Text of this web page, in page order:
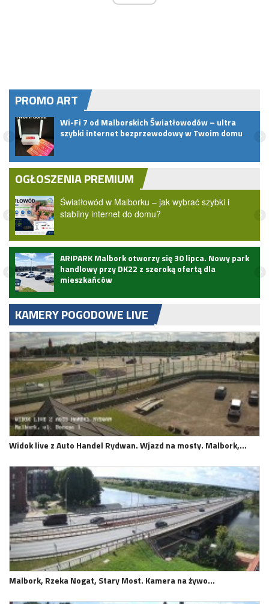
PROMO ART
Wi-Fi 7 od Malborskich Światłowodów – ultra
szybki internet bezprzewodowy w Twoim domu
OGŁOSZENIA PREMIUM
Światłowód w Malborku – jak wybrać szybki i
stabilny internet do domu?
ARIPARK Malbork otworzy się 30 lipca. Nowy park
handlowy przy DK22 z szeroką ofertą dla
mieszkańców
KAMERY POGODOWE LIVE
Widok live z Auto Handel Rydwan. Wjazd na mosty. Malbork,…
Malbork, Rzeka Nogat, Stary Most. Kamera na żywo…